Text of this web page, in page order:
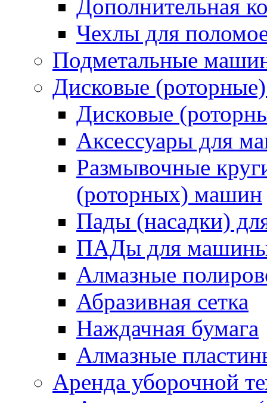
Дополнительная
Чехлы для
Подметальные
Дисковые
Дисковые
Аксессуары для
Размывочные
(роторных) машин
Пады (насадки)
ПАДы для
Алмазные
Абразивная сетка
Наждачная бумага
Алмазные
Аренда уборочной